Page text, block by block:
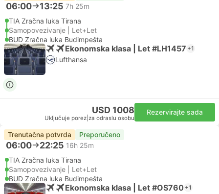
06:00 13:25 7h 25m
TIA Zračna luka Tirana
Samopovezivanje | Let+Let
BUD Zračna luka Budimpešta
Ekonomska klasa | Let #LH1457 +1
Lufthansa
USD 1008
Uključuje porez za odraslu osobu
Rezervirajte sada
Trenutačna potvrda Preporučeno
06:00 22:25 16h 25m
TIA Zračna luka Tirana
Samopovezivanje | Let+Let
BUD Zračna luka Budimpešta
Ekonomska klasa | Let #OS760 +1